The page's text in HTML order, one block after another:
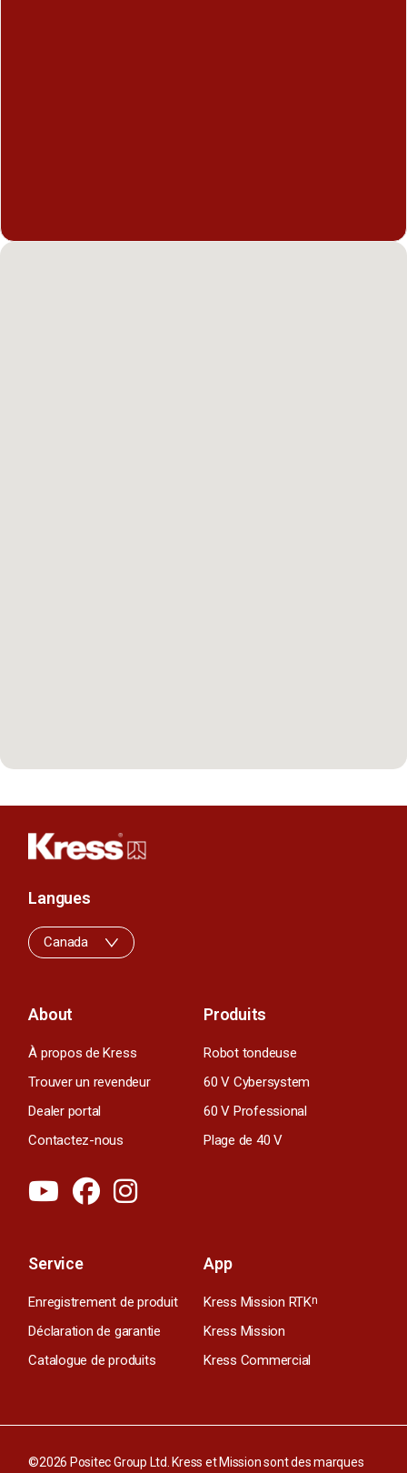
About
À propos de Kress
Trouver un revendeur
Dealer portal
Contactez-nous
Produits
Robot tondeuse
60 V Cybersystem
60 V Professional
Plage de 40 V
Service
Enregistrement de produit
Déclaration de garantie
Catalogue de produits
App
Kress Mission RTKn
Kress Mission
Kress Commercial
Langues
Canada
©2026 Positec Group Ltd. Kress et Mission sont des marques